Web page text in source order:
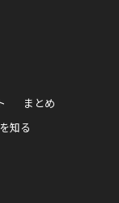
まとめ
知る